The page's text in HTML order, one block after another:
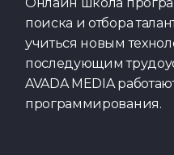
поиска и отбора
учиться новым
последующим
AVADA MEDIA
программирования.